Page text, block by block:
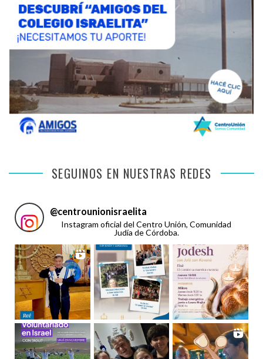
SEGUINOS EN NUESTRAS REDES
@centrounionisraelita
Instagram oficial del Centro Unión, Comunidad
Judía de Córdoba.